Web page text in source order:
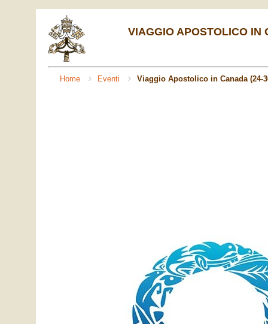
VIAGGIO APOSTOLICO IN
Home Eventi Viaggio Apostolico in Canada (24-